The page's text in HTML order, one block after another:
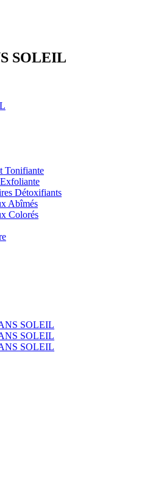
SOLEIL
Tonifiante
Détoxifiants
Abîmés
Colorés
SOLEIL
SOLEIL
SOLEIL